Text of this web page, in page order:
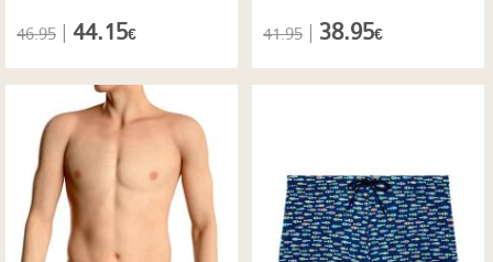
46.95 44.15€ 41.95 38.95€